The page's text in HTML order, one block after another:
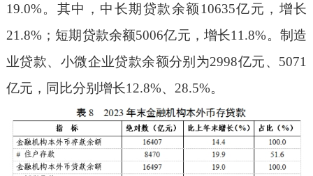
19.0%。其中，中长期贷款余额10635亿元，增长
21.8%；短期贷款余额5006亿元，增长11.8%。制造
业贷款、小微企业贷款余额分别为2998亿元、5071
亿元，同比分别增长12.8%、28.5%。